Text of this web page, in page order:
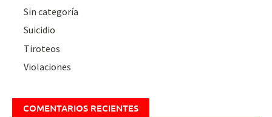
Sin categoría
Suicidio
Tiroteos
Violaciones
COMENTARIOS RECIENTES